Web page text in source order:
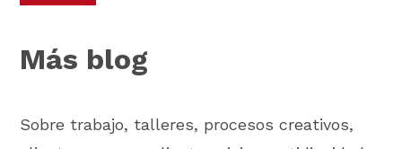
Más blog
Sobre trabajo, talleres, procesos creativos,